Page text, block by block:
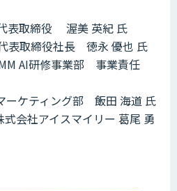
表取締役 渥美 英紀 氏
表取締役社長 徳永 優也 氏
AI研修事業部 事業責任
ーケティング部 飯田 海道 氏
式会社アイスマイリー 葛尾 勇